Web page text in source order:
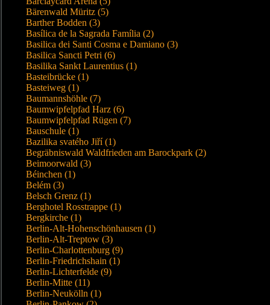
Bärenwald Müritz (5)
Barther Bodden (3)
Basílica de la Sagrada Família (2)
Basilica dei Santi Cosma e Damiano (3)
Basilica Sancti Petri (6)
Basilika Sankt Laurentius (1)
Basteibrücke (1)
Basteiweg (1)
Baumannshöhle (7)
Baumwipfelpfad Harz (6)
Baumwipfelpfad Rügen (7)
Bauschule (1)
Bazilika svatého Jiří (1)
Begräbniswald Waldfrieden am Barockpark (2)
Beimoorwald (3)
Béinchen (1)
Belém (3)
Belsch Grenz (1)
Berghotel Rosstrappe (1)
Bergkirche (1)
Berlin-Alt-Hohenschönhausen (1)
Berlin-Alt-Treptow (3)
Berlin-Charlottenburg (9)
Berlin-Friedrichshain (1)
Berlin-Lichterfelde (9)
Berlin-Mitte (11)
Berlin-Neukölln (1)